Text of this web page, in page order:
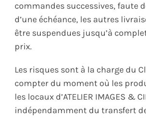
commandes successives, faute
d’une échéance, les autres
être suspendues jusqu’à
prix.
Les risques sont à la charge du
compter du moment où les
les locaux d’ATELIER IMAGES &
indépendamment du transfert